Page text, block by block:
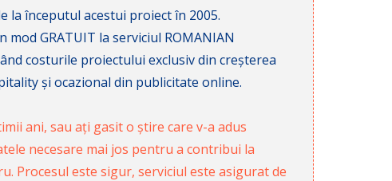
la începutul acestui proiect în 2005.
GRATUIT la serviciul ROMANIAN
costurile proiectului exclusiv din creșterea
și ocazional din publicitate online.
ani, sau ați gasit o știre care v-a adus
necesare mai jos pentru a contribui la
Procesul este sigur, serviciul este asigurat de